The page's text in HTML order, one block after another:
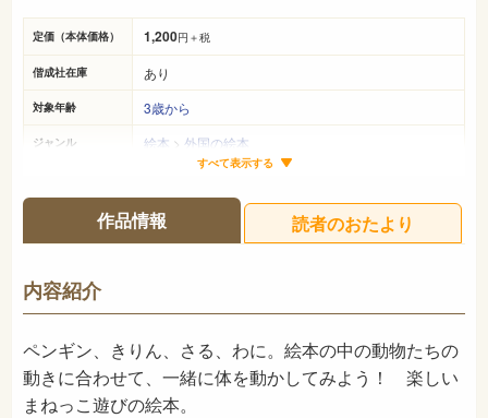
定価（本体価格） 1,200円＋税
偕成社在庫 あり
対象年齢 3歳から
ジャンル 絵本 > 外国の絵本
25ページ
ISBN 978-4-03-327750-9
NDC
発売日 1997年10月
すべて表示する
作品情報 読者のおたより
内容紹介
ペンギン、きりん、さる、わに。絵本の中の動物たちの
動きに合わせて、一緒に体を動かしてみよう！ 楽しい
まねっこ遊びの絵本。